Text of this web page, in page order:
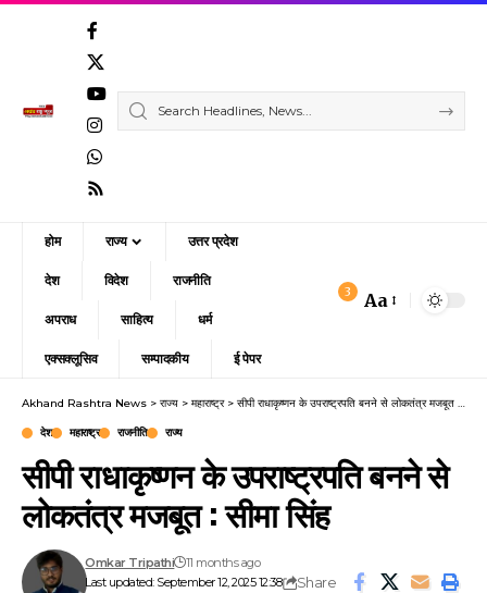
होम राज्य उत्तर प्रदेश
देश विदेश राजनीति
अपराध साहित्य धर्म
एक्सक्लूसिव सम्पादकीय ई पेपर
3
Font
Aa
Akhand Rashtra News > राज्य > महाराष्ट्र> सीपी राधाकृष्णन के उपराष्ट्रपति बनने से लोकतंत्र मजबूत : सीमा सिंह
देश महाराष्ट्र राजनीति राज्य
सीपी राधाकृष्णन के उपराष्ट्रपति बनने से
लोकतंत्र मजबूत : सीमा सिंह
Last updated: September 12, 2025 12:38
Omkar Tripathi 11 months ago
Share